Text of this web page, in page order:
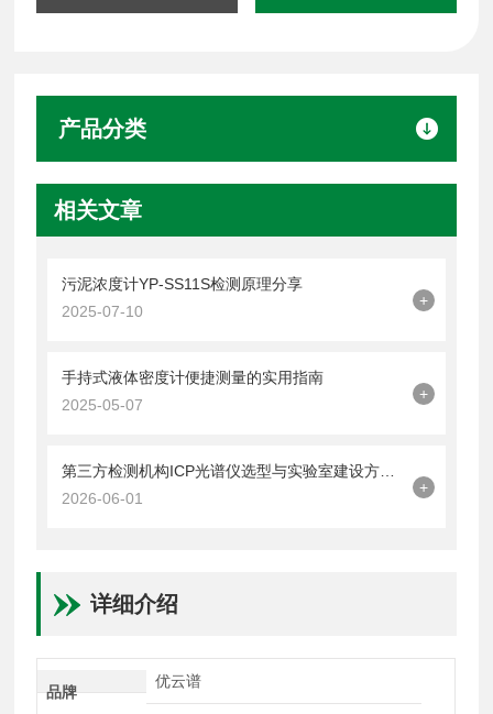
产品分类
相关文章
污泥浓度计YP-SS11S检测原理分享
2025-07-10
+
手持式液体密度计便捷测量的实用指南
2025-05-07
+
第三方检测机构ICP光谱仪选型与实验室建设方案【优云谱】
2026-06-01
+
详细介绍
品牌
优云谱